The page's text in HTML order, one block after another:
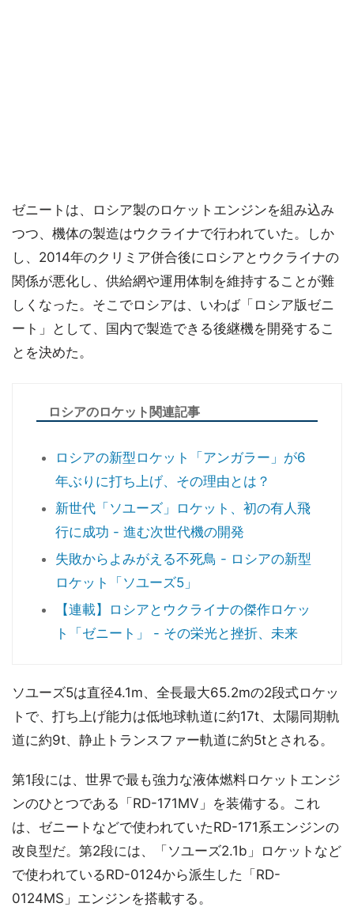
ゼニートは、ロシア製のロケットエンジンを組み込み
つつ、機体の製造はウクライナで行われていた。しか
し、2014年のクリミア併合後にロシアとウクライナの
関係が悪化し、供給網や運用体制を維持することが難
しくなった。そこでロシアは、いわば「ロシア版ゼニ
ート」として、国内で製造できる後継機を開発するこ
とを決めた。
ロシアのロケット関連記事
ロシアの新型ロケット「アンガラー」が6
年ぶりに打ち上げ、その理由とは？
新世代「ソユーズ」ロケット、初の有人飛
行に成功 - 進む次世代機の開発
失敗からよみがえる不死鳥 - ロシアの新型
ロケット「ソユーズ5」
【連載】ロシアとウクライナの傑作ロケッ
ト「ゼニート」 - その栄光と挫折、未来
ソユーズ5は直径4.1m、全長最大65.2mの2段式ロケッ
トで、打ち上げ能力は低地球軌道に約17t、太陽同期軌
道に約9t、静止トランスファー軌道に約5tとされる。
第1段には、世界で最も強力な液体燃料ロケットエンジ
ンのひとつである「RD-171MV」を装備する。これ
は、ゼニートなどで使われていたRD-171系エンジンの
改良型だ。第2段には、「ソユーズ2.1b」ロケットなど
で使われているRD-0124から派生した「RD-
0124MS」エンジンを搭載する。